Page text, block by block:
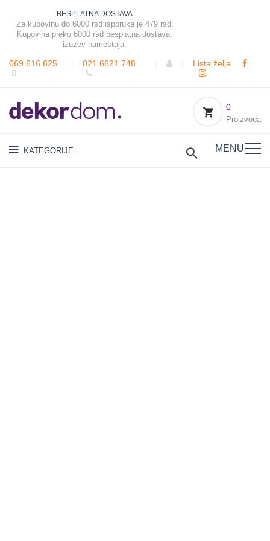
BESPLATNA DOSTAVA
Za kupovinu do 6000 rsd isporuka je 479 rsd.
Kupovina preko 6000 rsd besplatna dostava,
izuzev nameštaja.
069 616 625 021 6621 748 Lista želja
0
Proizvoda
KATEGORIJE MENU